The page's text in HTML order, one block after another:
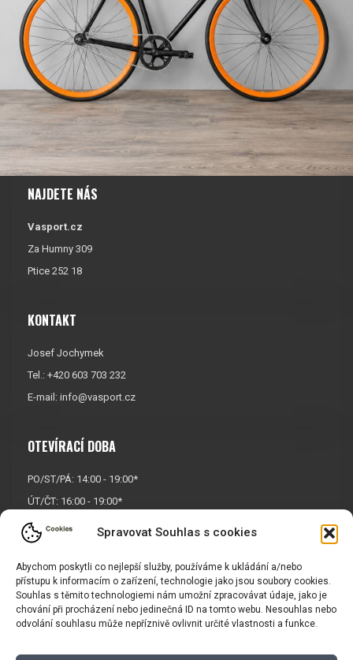
Spravovat Souhlas s cookies
Abychom poskytli co nejlepší služby, používáme k ukládání a/nebo
přístupu k informacím o zařízení, technologie jako jsou soubory cookies.
Souhlas s těmito technologiemi nám umožní zpracovávat údaje, jako je
chování při procházení nebo jedinečná ID na tomto webu. Nesouhlas nebo
odvolání souhlasu může nepříznivě ovlivnit určité vlastnosti a funkce.
NAJDETE NÁS
Vasport.cz
Za Humny 309
Ptice 252 18
KONTAKT
Josef Jochymek
Tel.: +420 603 703 232
E-mail: info@vasport.cz
OTEVÍRACÍ DOBA
PO/ST/PÁ: 14:00 - 19:00*
ÚT/ČT: 16:00 - 19:00*
Sobota: 9:00 - 17:00*
Neděle:
* Říjen, listopad a prosinec
OTEVŘENO POUZE
PO/ST/PÁ